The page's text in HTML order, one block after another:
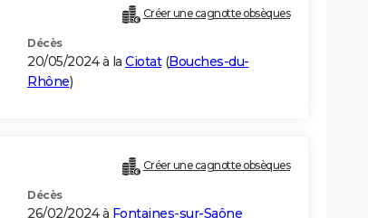
Créer une cagnotte obsèques
Décès
20/05/2024 à la Ciotat(Bouches-du-
Rhône)
Créer une cagnotte obsèques
Décès
26/02/2024 à Fontaines-sur-Saône